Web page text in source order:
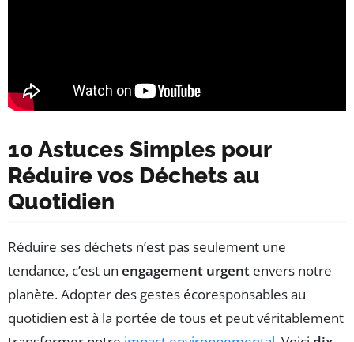
10 Astuces Simples pour
Réduire vos Déchets au
Quotidien
Réduire ses déchets n’est pas seulement une
tendance, c’est un engagement urgent envers notre
planète. Adopter des gestes écoresponsables au
quotidien est à la portée de tous et peut véritablement